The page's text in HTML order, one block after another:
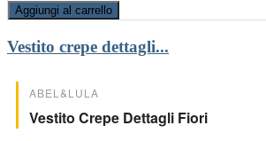
Aggiungi al carrello
Vestito crepe dettagli...
ABEL&LULA
Vestito Crepe Dettagli Fiori